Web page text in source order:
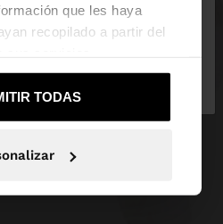
que les haya
recopilado a partir del
TODAS